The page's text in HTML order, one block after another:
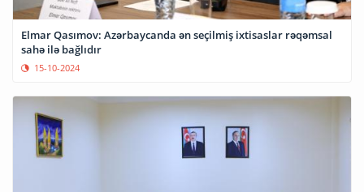
Elmar Qasımov: Azərbaycanda ən seçilmiş ixtisaslar rəqəmsal
sahə ilə bağlıdır
15-10-2024